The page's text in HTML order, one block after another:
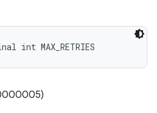
int MAX_RETRIES